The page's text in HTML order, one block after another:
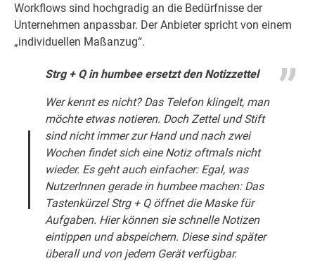
Workflows sind hochgradig an die Bedürfnisse der
Unternehmen anpassbar. Der Anbieter spricht von einem
„individuellen Maßanzug“.
Strg + Q in humbeeersetzt den Notizzettel
Wer kennt es nicht? Das Telefon klingelt, man
möchte etwas notieren. Doch Zettel und Stift
sind nicht immer zur Hand und nach zwei
Wochen findet sich eine Notiz oftmals nicht
wieder. Es geht auch einfacher: Egal, was
NutzerInnen gerade in humbeemachen: Das
Tastenkürzel Strg + Q öffnet die Maske für
Aufgaben. Hier können sie schnelle Notizen
eintippen und abspeichern. Diese sind später
überall und von jedem Gerät verfügbar.